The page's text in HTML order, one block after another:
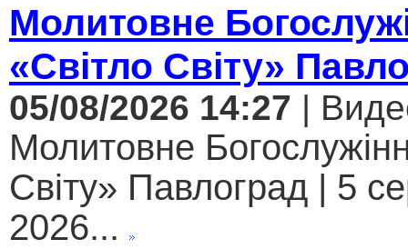
Молитовне
«Світло Світу»
05/08/2026 14:27 |
Молитовне
Світу» Павлоград | 5
2026...